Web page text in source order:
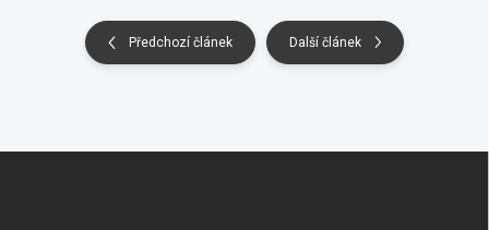
Předchozí článek Další článek